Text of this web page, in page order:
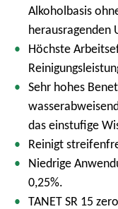
Alkoholbasis
herausragenden
Höchste
Sehr hohes
das einstufige
Reinigt
Niedrige
0,25%.
TANET SR 15